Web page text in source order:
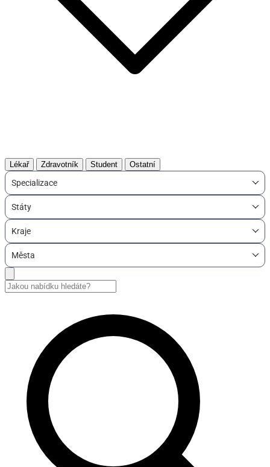
Lékař Zdravotník Student Ostatní
Specializace
Státy
Kraje
Města